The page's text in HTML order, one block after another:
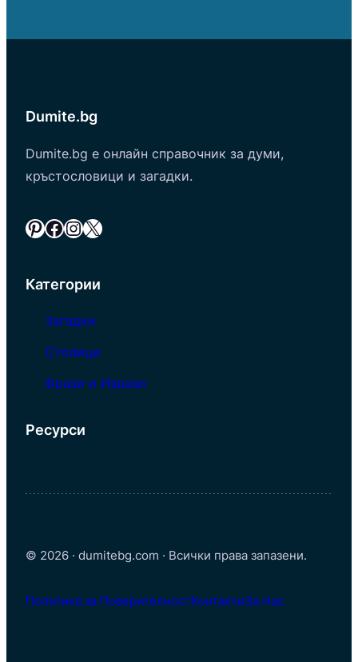
Dumite.bg
Dumite.bg е онлайн справочник за думи,
кръстословици и загадки.
Pinterest Facebook InstagramX
Категории
Загадки
Столици
Фрази и Изрази
Ресурси
© 2026 · dumitebg.com · Всички права запазени.
Политика за ПоверителностКонтактиЗа Нас